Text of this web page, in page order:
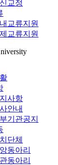
교정
교류지원
교류지원
사항
안내
기관공지
단체
동아리
동아리